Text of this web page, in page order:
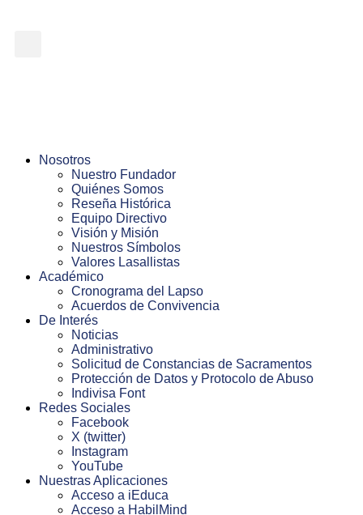
Nosotros
Nuestro Fundador
Quiénes Somos
Reseña Histórica
Equipo Directivo
Visión y Misión
Nuestros Símbolos
Valores Lasallistas
Académico
Cronograma del Lapso
Acuerdos de Convivencia
De Interés
Noticias
Administrativo
Solicitud de Constancias de Sacramentos
Protección de Datos y Protocolo de Abuso
Indivisa Font
Redes Sociales
Facebook
X (twitter)
Instagram
YouTube
Nuestras Aplicaciones
Acceso a iEduca
Acceso a HabilMind